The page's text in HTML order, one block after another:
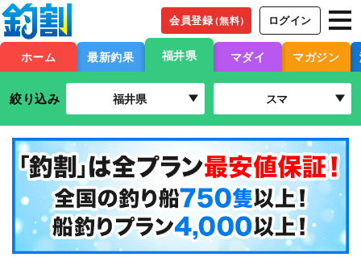
会員登録（無料） ログイン
ホーム 最新釣果 福井県 マダイ マガジン
絞り込み 福井県 スマ